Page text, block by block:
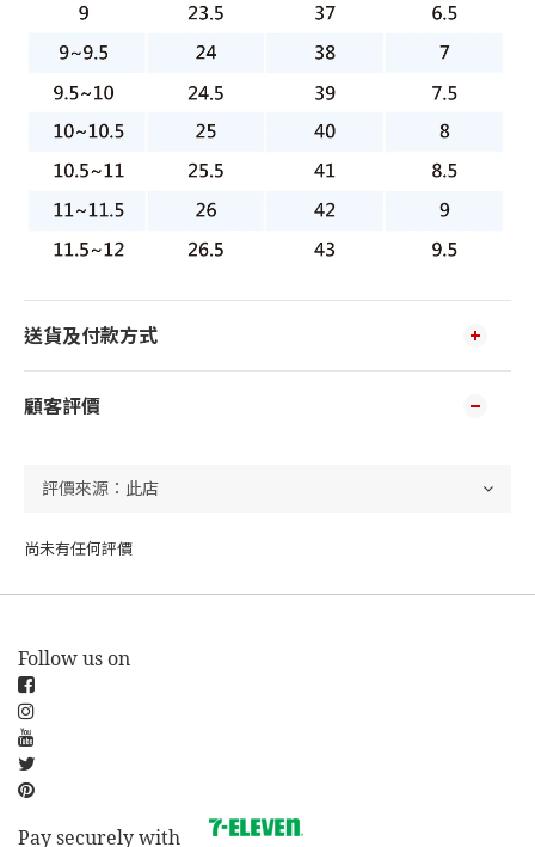
送貨及付款方式
顧客評價
尚未有任何評價
Follow us on
Pay securely with